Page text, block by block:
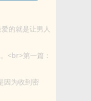
的就是让男人
<br>第一篇：
产子<b...
因为收到密
是经常的事，